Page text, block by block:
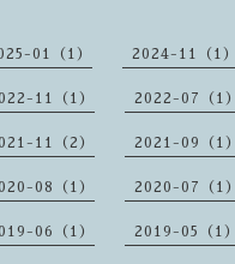
01（1） 2024-11（1）
11（1） 2022-07（1）
11（2） 2021-09（1）
08（1） 2020-07（1）
06（1） 2019-05（1）